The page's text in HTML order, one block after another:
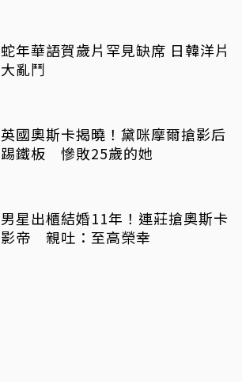
蛇年華語賀歲片罕見缺席 日韓洋片
大亂鬥
英國奧斯卡揭曉！黛咪摩爾搶影后
踢鐵板 慘敗25歲的她
男星出櫃結婚11年！連莊搶奧斯卡
影帝 親吐：至高榮幸